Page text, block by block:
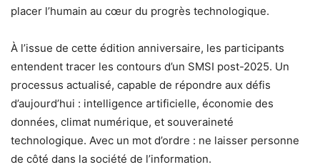
placer l’humain au cœur du progrès technologique.
À l’issue de cette édition anniversaire, les participants
entendent tracer les contours d’un SMSI post-2025. Un
processus actualisé, capable de répondre aux défis
d’aujourd’hui : intelligence artificielle, économie des
données, climat numérique, et souveraineté
technologique. Avec un mot d’ordre : ne laisser personne
de côté dans la société de l’information.